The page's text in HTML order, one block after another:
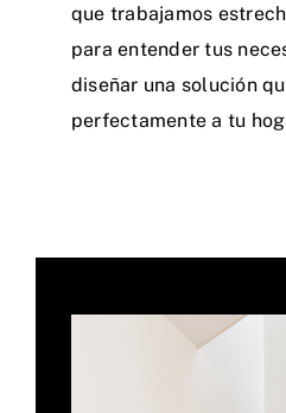
que trabajamos
para entender tus
diseñar una solución
perfectamente a tu